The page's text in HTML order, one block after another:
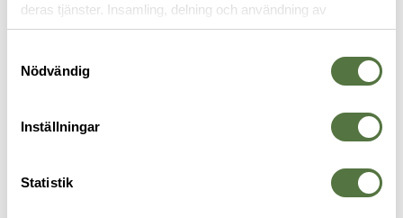
deras tjänster. Insamling, delning och användning av
personuppgifter kan användas för personalisering av
Nödvändig
Inställningar
Statistik
LAMPFÄSTEN